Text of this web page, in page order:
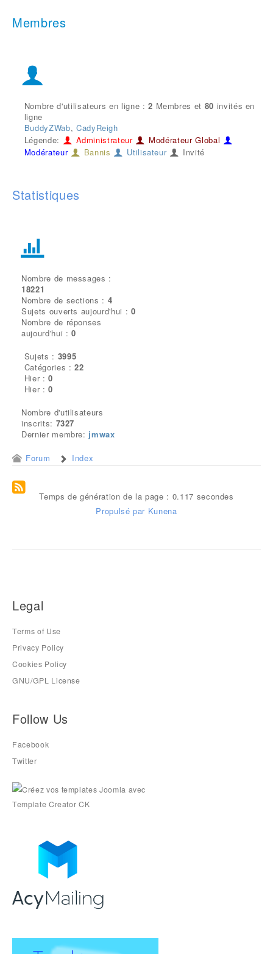
Membres
Nombre d'utilisateurs en ligne :2 Membres et 80 invités en
ligne
BuddyZWab, CadyReigh
Légende:
Administrateur
Modérateur Global
Modérateur
Bannis Utilisateur Invité
Statistiques
Nombre de messages :
18221
Nombre de sections : 4
Sujets ouverts aujourd'hui : 0
Nombre de réponses
aujourd'hui :0
Sujets : 3995
Catégories :22
Hier :0
Hier :0
Nombre d'utilisateurs
inscrits: 7327
Dernier membre: jmwax
Forum Index
Temps de génération de la page : 0.117 secondes
Propulsé par Kunena
Legal
Terms of Use
Privacy Policy
Cookies Policy
GNU/GPL License
Follow Us
Facebook
Twitter